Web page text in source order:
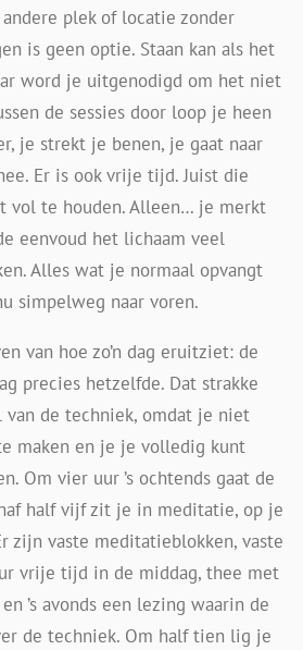
plek of locatie zonder
is geen optie. Staan kan als het
word je uitgenodigd om het niet
de sessies door loop je heen
je strekt je benen, je gaat naar
Er is ook vrije tijd. Juist die
vol te houden. Alleen… je merkt
eenvoud het lichaam veel
Alles wat je normaal opvangt
simpelweg naar voren.
van hoe zo’n dag eruitziet: de
precies hetzelfde. Dat strakke
de techniek, omdat je niet
maken en je je volledig kunt
Om vier uur ’s ochtends gaat de
half vijf zit je in meditatie, op je
zijn vaste meditatieblokken, vaste
vrije tijd in de middag, thee met
’s avonds een lezing waarin de
de techniek. Om half tien lig je